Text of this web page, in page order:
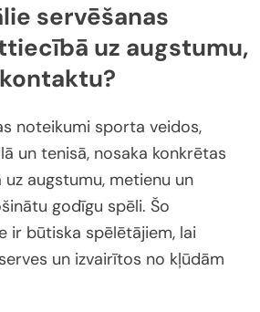
servēšanas
uz augstumu,
noteikumi sporta veidos,
un tenisā, nosaka konkrētas
augstumu, metienu un
godīgu spēli. Šo
ir būtiska spēlētājiem, lai
un izvairītos no kļūdām